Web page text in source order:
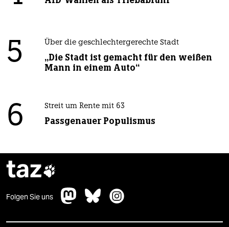
5 Über die geschlechtergerechte Stadt
„Die Stadt ist gemacht für den weißen
Mann in einem Auto“
6 Streit um Rente mit 63
Passgenauer Populismus
taz
Folgen Sie uns